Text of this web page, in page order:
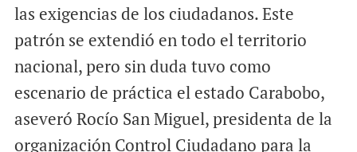
las exigencias de los ciudadanos. Este
patrón se extendió en todo el territorio
nacional, pero sin duda tuvo como
escenario de práctica el estado Carabobo,
aseveró Rocío San Miguel, presidenta de la
organización Control Ciudadano para la